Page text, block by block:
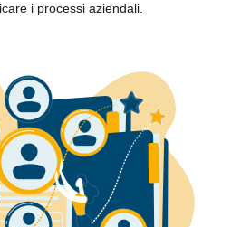
i processi aziendali.